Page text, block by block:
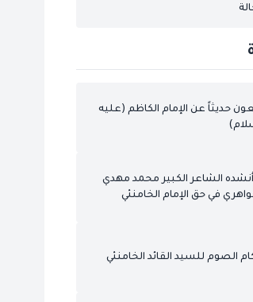
حديثاً عن الإمام الكاظم (عليه
أنشده الشاعر الكبير محمد مهدي
في حق الإمام الخامنئي
الصوم للسيد القائد الخامنئي